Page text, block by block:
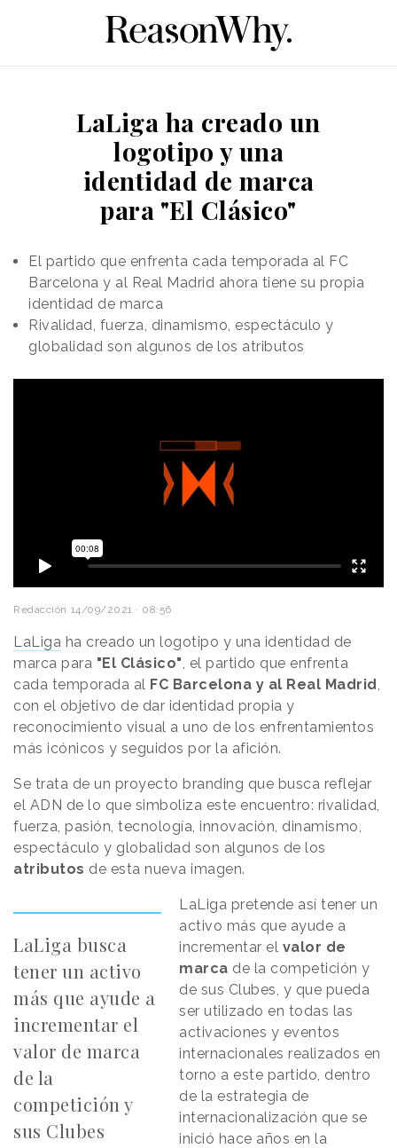
LaLiga ha creado un
logotipo y una
identidad de marca
para "El Clásico"
El partido que enfrenta cada temporada al FC
Barcelona y al Real Madrid ahora tiene su propia
identidad de marca
Rivalidad, fuerza, dinamismo, espectáculo y
globalidad son algunos de los atributos
Redacción 14/09/2021 · 08:56
LaLiga ha creado un logotipo y una identidad de
marca para "El Clásico", el partido que enfrenta
cada temporada al FC Barcelona y al Real Madrid,
con el objetivo de dar identidad propia y
reconocimiento visual a uno de los enfrentamientos
más icónicos y seguidos por la afición.
Se trata de un proyecto branding que busca reflejar
el ADN de lo que simboliza este encuentro: rivalidad,
fuerza, pasión, tecnología, innovación, dinamismo,
espectáculo y globalidad son algunos de los
atributos de esta nueva imagen.
LaLiga busca
tener un activo
más que ayude a
incrementar el
valor de marca
de la
competición y
sus Clubes
LaLiga pretende así tener un
activo más que ayude a
incrementar el valor de
marca de la competición y
de sus Clubes, y que pueda
ser utilizado en todas las
activaciones y eventos
internacionales realizados en
torno a este partido, dentro
de la estrategia de
internacionalización que se
inició hace años en la